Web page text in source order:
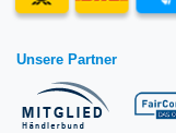
Unsere Partner